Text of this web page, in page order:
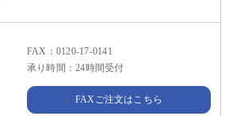
FAX：0120-17-0141
承り時間：24時間受付
FAXご注文はこちら